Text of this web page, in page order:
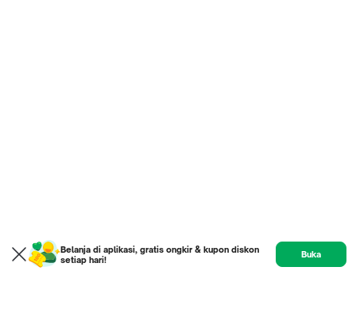
Belanja di aplikasi, gratis ongkir & kupon diskon
setiap hari!
Buka